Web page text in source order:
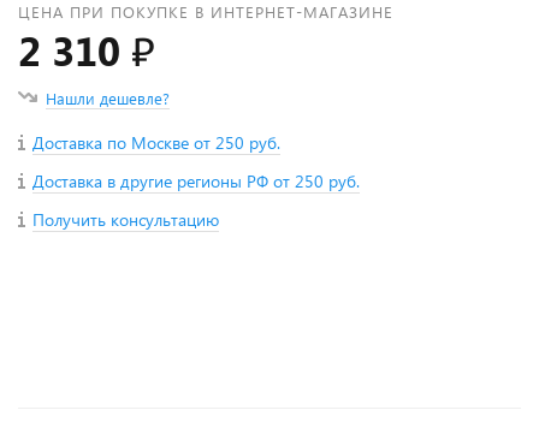
ЦЕНА ПРИ ПОКУПКЕ В ИНТЕРНЕТ-МАГАЗИНЕ
2 310 ₽
Нашли дешевле?
Доставка по Москве от 250 руб.
Доставка в другие регионы РФ от 250 руб.
Получить консультацию